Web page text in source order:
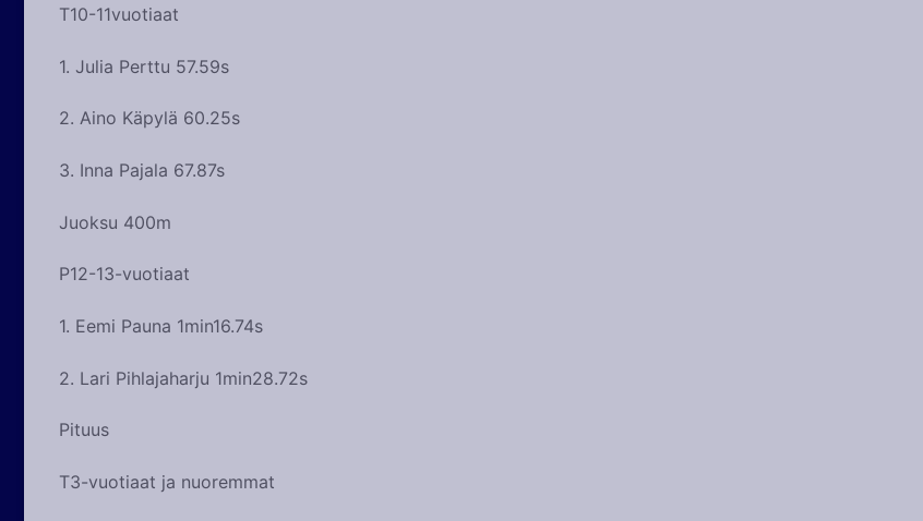
T10-11vuotiaat
1. Julia Perttu 57.59s
2. Aino Käpylä 60.25s
3. Inna Pajala 67.87s
Juoksu 400m
P12-13-vuotiaat
1. Eemi Pauna 1min16.74s
2. Lari Pihlajaharju 1min28.72s
Pituus
T3-vuotiaat ja nuoremmat